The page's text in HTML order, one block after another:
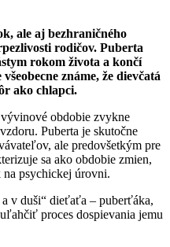
ale aj bezhraničného
rodičov. Puberta
rokom života a končí
známe, že dievčatá
ako chlapci.
obdobie zvykne
Puberta je skutočne
ale predovšetkým pre
sa ako obdobie zmien,
psychickej úrovni.
v duši“ dieťaťa – puberťáka,
proces dospievania jemu